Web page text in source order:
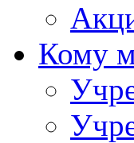
Кому